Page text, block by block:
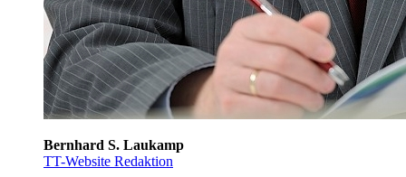
Bernhard S. Laukamp
TT-Website Redaktion